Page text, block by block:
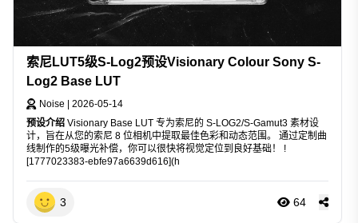
索尼LUT5级S-Log2预设Visionary Colour Sony S-
Log2 Base LUT
Noise
2026-05-14
预设介绍 Visionary Base LUT 专为索尼的 S-LOG2/S-Gamut3 素材设
计，旨在从您的索尼 8 位相机中提取最佳色彩和动态范围。 通过定制曲
线制作的5级曝光补偿，你可以很快将视觉定位到良好基础！ !
[1777023383-ebfe97a6639d616](h
3 64